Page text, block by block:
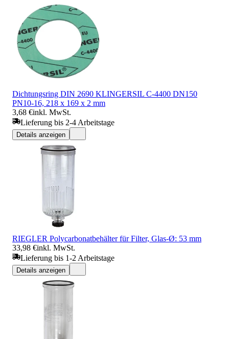
Dichtungsring DIN 2690 KLINGERSIL C-4400 DN150
PN10-16, 218 x 169 x 2 mm
3,68 €inkl. MwSt.
Lieferung bis 2-4 Arbeitstage
Details anzeigen
RIEGLER Polycarbonatbehälter für Filter, Glas-Ø: 53 mm
33,98 €inkl. MwSt.
Lieferung bis 1-2 Arbeitstage
Details anzeigen